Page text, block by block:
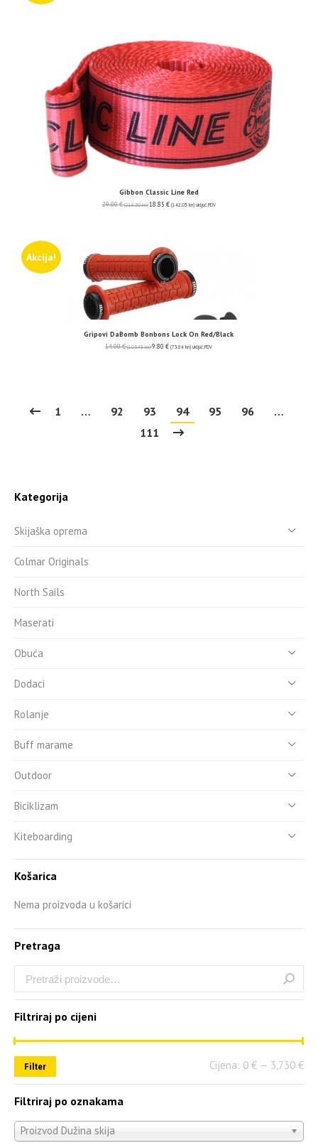
Gibbon Classic Line Red
29.00€ (218.50 kn) 18.85 € (142.03 kn) uključ. PDV
Akcija!
Gripovi DaBomb Bonbons Lock On Red/Black
14.00€ (105.48 kn) 9.80 € (73.84 kn) uključ. PDV
1 … 92 93 94 95 96
…
111
Kategorija
Skijaška oprema
Colmar Originals
North Sails
Maserati
Obuća
Dodaci
Rolanje
Buff marame
Outdoor
Biciklizam
Kiteboarding
Košarica
Nema proizvoda u košarici
Pretraga
Filtriraj po cijeni
Filter Cijena: 0 € — 3,730 €
Filtriraj po oznakama
Proizvod Dužina skija